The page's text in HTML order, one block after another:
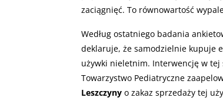
zaciągnięć. To równowartość
Według ostatniego badania
deklaruje, że samodzielnie kupuje
używki nieletnim. Interwencję w tej
Towarzystwo Pediatryczne
Leszczyny o zakaz sprzedaży tej